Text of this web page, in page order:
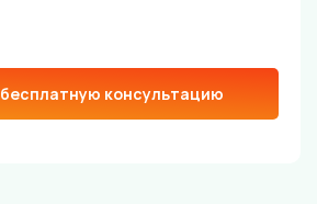
консультацию